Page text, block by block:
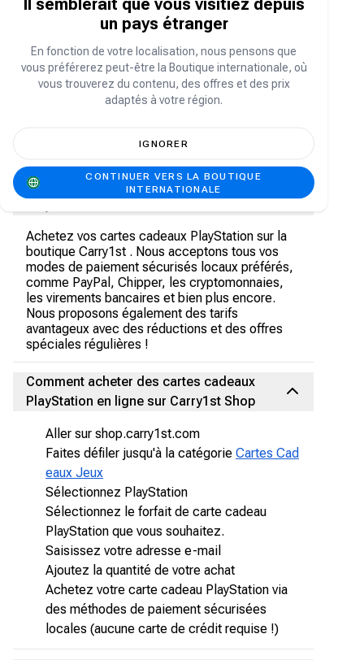
utilisateurs peuvent:
Ajoutez des fonds sur votre compte
PlayStation
Achetez des articles sur le PlayStation Store
Achetez des jeux commeFortnitesur le
PlayStation Store
Abonnement PlayStation Plus
Où acheter des cartes-cadeaux
Achetez vos cartes cadeaux PlayStation sur la
boutique Carry1st . Nous acceptons tous vos
modes de paiement sécurisés locaux préférés,
comme PayPal, Chipper, les cryptomonnaies,
les virements bancaires et bien plus encore.
Nous proposons également des tarifs
avantageux avec des réductions et des offres
spéciales régulières !
Comment acheter des cartes cadeaux
PlayStation en ligne sur Carry1st Shop
Aller sur shop.carry1st.com
Faites défiler jusqu'à la catégorie Cartes Cad
eaux Jeux
Sélectionnez PlayStation
Sélectionnez le forfait de carte cadeau
PlayStation que vous souhaitez.
Saisissez votre adresse e-mail
Ajoutez la quantité de votre achat
Achetez votre carte cadeau PlayStation via
des méthodes de paiement sécurisées
locales (aucune carte de crédit requise !)
un pays étranger
En fonction de votre localisation, nous pensons que
vous préférerez peut-être la Boutique internationale, où
vous trouverez du contenu, des offres et des prix
adaptés à votre région.
IGNORER
CONTINUER VERS LA BOUTIQUE
INTERNATIONALE